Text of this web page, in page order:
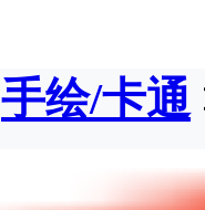
手绘/卡通